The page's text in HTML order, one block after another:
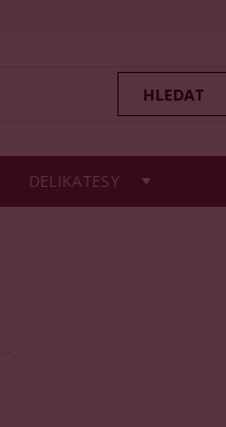
DELIKATESY